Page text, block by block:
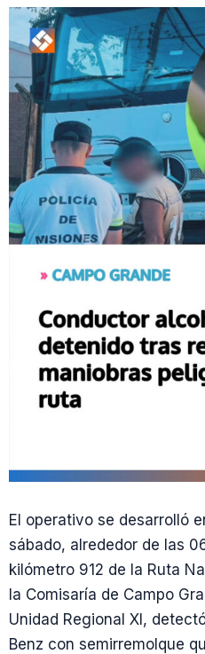
El operativo se desarrolló
sábado, alrededor de las
kilómetro 912 de la Ruta
la Comisaría de Campo
Unidad Regional XI,
Benz con semirremolque